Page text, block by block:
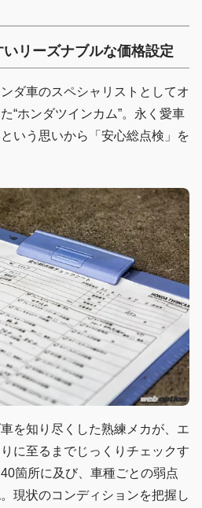
リーズナブルな価格設定
ダ車のスペシャリストとしてオ
“ホンダツインカム”。永く愛車
いう思いから「安心総点検」を
を知り尽くした熟練メカが、エ
に至るまでじっくりチェックす
箇所に及び、車種ごとの弱点
現状のコンディションを把握し